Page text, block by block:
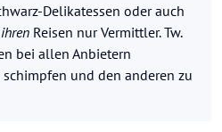
? Viel Ärger, Lauferei und ev.
was man sich, bei ev. Recherche
können.
Delikatessen oder auch
ihren Reisen nur Vermittler. Tw.
bei allen Anbietern
und den anderen zu